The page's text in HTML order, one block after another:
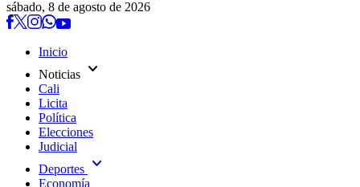
sábado, 8 de agosto de 2026
Inicio
Noticias expand_more
Cali
Licita
Política
Elecciones
Judicial
Deportes expand_more
Economía